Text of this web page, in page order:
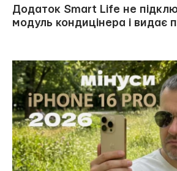
Додаток Smart Life не
модуль кондицінера і видає